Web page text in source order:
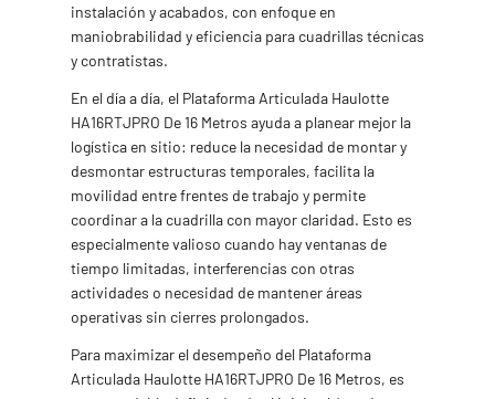
instalación y acabados, con enfoque en
maniobrabilidad y eficiencia para cuadrillas técnicas
y contratistas.
En el día a día, el Plataforma Articulada Haulotte
HA16RTJPRO De 16 Metros ayuda a planear mejor la
logística en sitio: reduce la necesidad de montar y
desmontar estructuras temporales, facilita la
movilidad entre frentes de trabajo y permite
coordinar a la cuadrilla con mayor claridad. Esto es
especialmente valioso cuando hay ventanas de
tiempo limitadas, interferencias con otras
actividades o necesidad de mantener áreas
operativas sin cierres prolongados.
Para maximizar el desempeño del Plataforma
Articulada Haulotte HA16RTJPRO De 16 Metros, es